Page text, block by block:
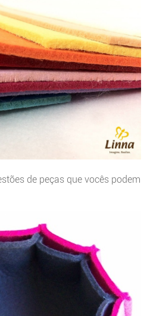
de peças que vocês podem